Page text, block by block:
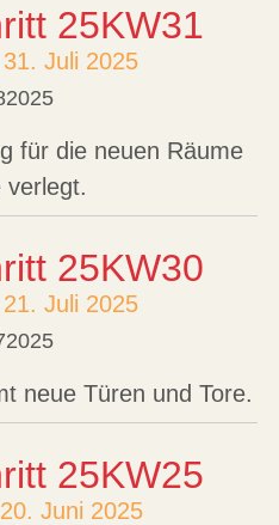
25KW31
Juli 2025
für die neuen Räume
verlegt.
25KW30
Juli 2025
neue Türen und Tore.
25KW25
Juni 2025